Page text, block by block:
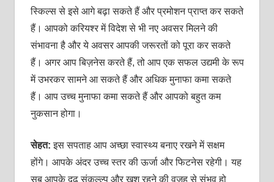
स्किल्‍स से इसे आगे बढ़ा सकते हैं और प्रमोशन प्राप्‍त कर सकते
हैं। आपको करियश्‍र में विदेश से भी नए अवसर मिलने की
संभावना है और ये अवसर आपकी जरूरतों को पूरा कर सकते
हैं। अगर आप बिज़नेस करते हैं, तो आप एक सफल उद्यमी के रूप
में उभरकर सामने आ सकते हैं और अधिक मुनाफा कमा सकते
हैं। आप उच्‍च मुनाफा कमा सकते हैं और आपको बहुत कम
नुकसान होगा।
सेहत: इस सपताह आप अच्‍छा स्‍वास्‍थ्‍य बनाए रखने में सक्षम
होंगे। आपके अंदर उच्‍च स्‍तर की ऊर्जा और फिटनेस रहेगी। यह
सब आपके दृढ़ संकल्‍ल्‍प और खुश रहने की वजह से संभव हो